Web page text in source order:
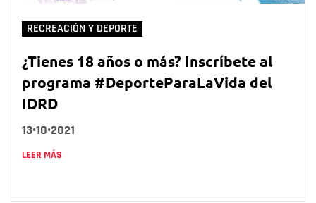
RECREACIÓN Y DEPORTE
¿Tienes 18 años o más? Inscríbete al
programa #DeporteParaLaVida del
IDRD
13•10•2021
LEER MÁS